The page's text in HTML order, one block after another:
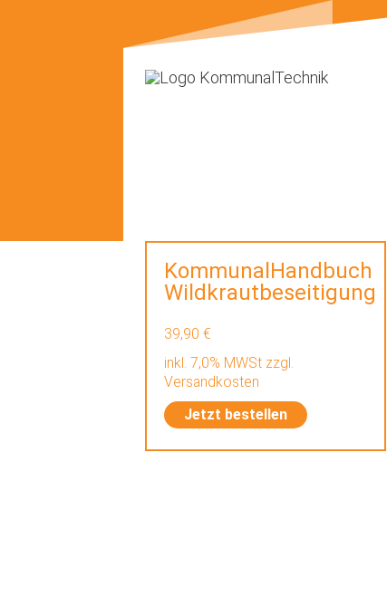
KommunalHandbuch
Wildkrautbeseitigung
39,90 €
inkl. 7,0% MWSt zzgl.
Versandkosten
Jetzt bestellen